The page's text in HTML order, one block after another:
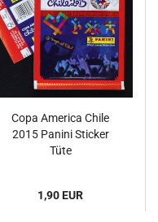
Copa America Chile
2015 Panini Sticker
Tüte
1,90 EUR